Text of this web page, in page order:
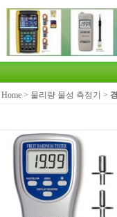
Home > 물리량 물성 측정기 >